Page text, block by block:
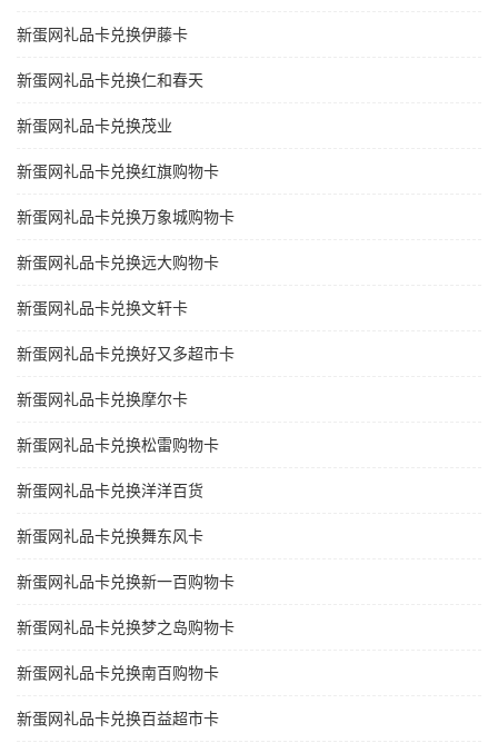
新蛋网礼品卡兑换伊藤卡
新蛋网礼品卡兑换仁和春天
新蛋网礼品卡兑换茂业
新蛋网礼品卡兑换红旗购物卡
新蛋网礼品卡兑换万象城购物卡
新蛋网礼品卡兑换远大购物卡
新蛋网礼品卡兑换文轩卡
新蛋网礼品卡兑换好又多超市卡
新蛋网礼品卡兑换摩尔卡
新蛋网礼品卡兑换松雷购物卡
新蛋网礼品卡兑换洋洋百货
新蛋网礼品卡兑换舞东风卡
新蛋网礼品卡兑换新一百购物卡
新蛋网礼品卡兑换梦之岛购物卡
新蛋网礼品卡兑换南百购物卡
新蛋网礼品卡兑换百益超市卡